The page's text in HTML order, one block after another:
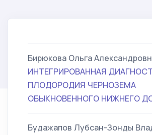
Бирюкова Ольга
ИНТЕГРИРОВАННАЯ
ПЛОДОРОДИЯ ЧЕРНОЗЕМА
ОБЫКНОВЕННОГО НИЖНЕГО
Будажапов Лубсан-Зонды